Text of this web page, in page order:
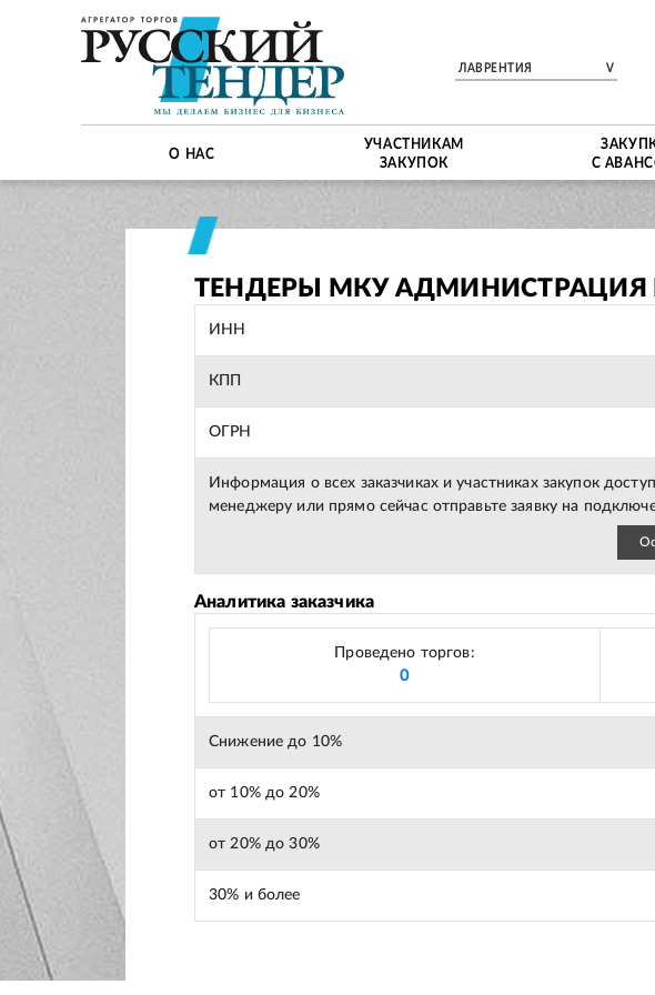
ЛАВРЕНТИЯ V
О НАС
УЧАСТНИКАМ
ЗАКУПОК С
ТЕНДЕРЫ МКУ
ИНН
КПП
ОГРН
Информация о всех заказчиках и участниках закупок
менеджеру или прямо сейчас отправьте заявку на
Аналитика заказчика
Проведено торгов:
0
Снижение до 10%
от 10% до 20%
от 20% до 30%
30% и более